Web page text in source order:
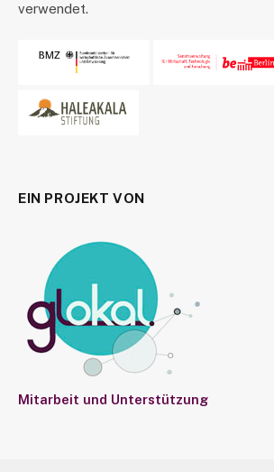
verwendet.
EIN PROJEKT VON
Mitarbeit und Unterstützung